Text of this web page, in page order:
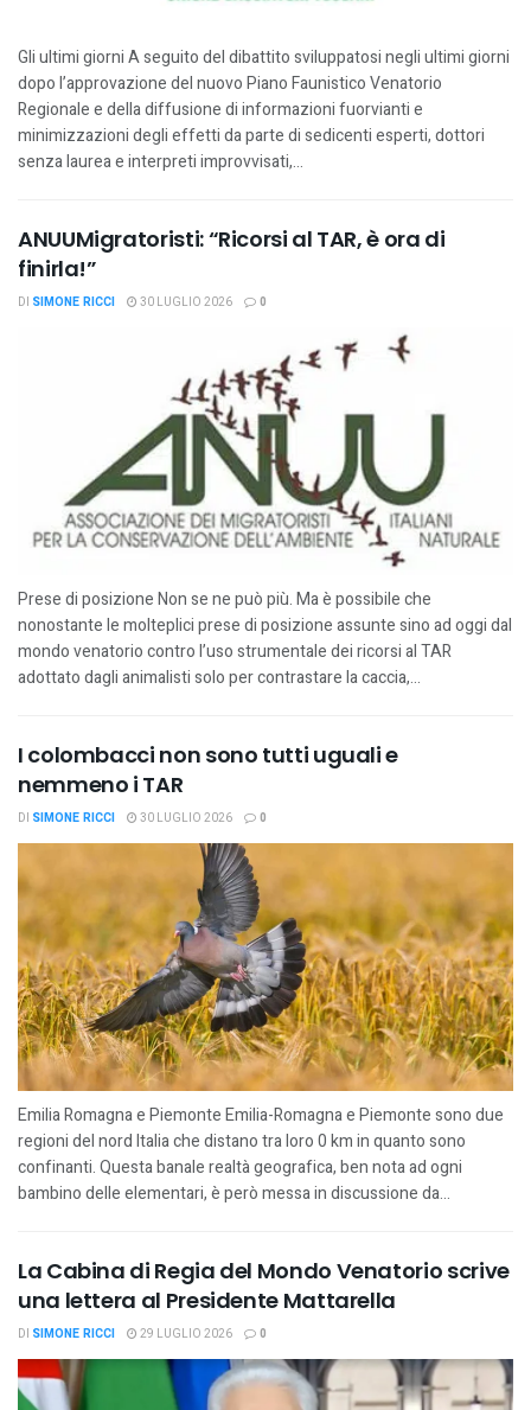
Gli ultimi giorni A seguito del dibattito sviluppatosi negli ultimi giorni
dopo l’approvazione del nuovo Piano Faunistico Venatorio
Regionale e della diffusione di informazioni fuorvianti e
minimizzazioni degli effetti da parte di sedicenti esperti, dottori
senza laurea e interpreti improvvisati,...
ANUUMigratoristi: “Ricorsi al TAR, è ora di
finirla!”
DI SIMONE RICCI 30 LUGLIO 2026 0
Prese di posizione Non se ne può più. Ma è possibile che
nonostante le molteplici prese di posizione assunte sino ad oggi dal
mondo venatorio contro l’uso strumentale dei ricorsi al TAR
adottato dagli animalisti solo per contrastare la caccia,...
I colombacci non sono tutti uguali e
nemmeno i TAR
DI SIMONE RICCI 30 LUGLIO 2026 0
Emilia Romagna e Piemonte Emilia-Romagna e Piemonte sono due
regioni del nord Italia che distano tra loro 0 km in quanto sono
confinanti. Questa banale realtà geografica, ben nota ad ogni
bambino delle elementari, è però messa in discussione da...
La Cabina di Regia del Mondo Venatorio scrive
una lettera al Presidente Mattarella
DI SIMONE RICCI 29 LUGLIO 2026 0